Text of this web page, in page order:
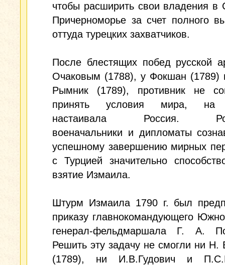
чтобы расширить свои владения в
Причерноморье за счет полного
оттуда турецких захватчиков.
После блестящих побед русской
Очаковым (1788), у Фокшан (1789)
Рымник (1789), противник не
принять условия мира, на
настаивала Россия.
военачальники и дипломаты
успешному завершению мирных
с Турцией значительно
взятие Измаила.
Штурм Измаила 1790 г. был
приказу главнокомандующего
генерал-фельдмаршала Г. А.
Решить эту задачу не смогли ни Н.
(1789), ни И.В.Гудович и